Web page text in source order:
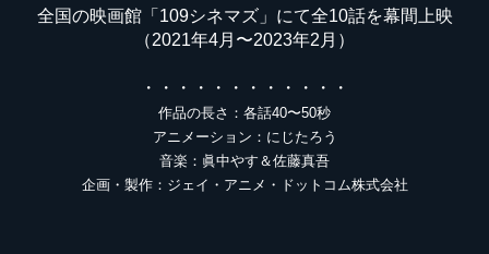
全国の映画館「109シネマズ」にて全10話を幕間上映
（2021年4月〜2023年2月）
・・・・・・・・・・・・
作品の長さ：各話40〜50秒
アニメーション：にじたろう
音楽：眞中やす＆佐藤真吾
企画・製作：ジェイ・アニメ・ドットコム株式会社